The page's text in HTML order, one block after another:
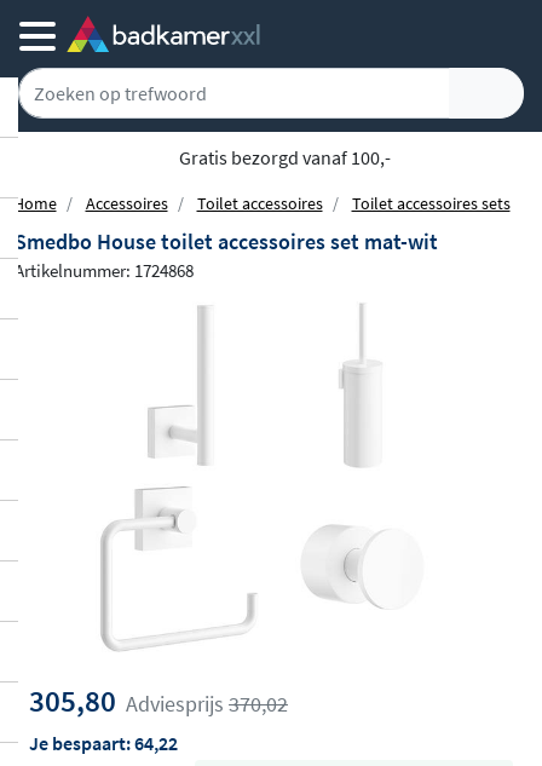
Achteraf of gespreid betalen
Home Accessoires Toilet accessoires Toilet accessoires sets
Smedbo House toilet accessoires set mat-wit
Artikelnummer: 1724868
305,80 Adviesprijs 370,02
Je bespaart:64,22